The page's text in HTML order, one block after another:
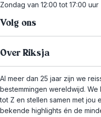
Zondag van 12:00 tot 17:00 uur
Volg ons
Over Riksja
Al meer dan 25 jaar zijn we
bestemmingen wereldwijd.
tot Z en stellen samen met jou
bekende highlights én de